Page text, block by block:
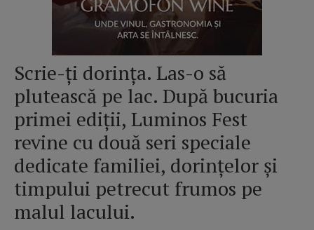
Scrie-ți dorința. Las-o să
plutească pe lac. După bucuria
primei ediții, Luminos Fest
revine cu două seri speciale
dedicate familiei, dorințelor și
timpului petrecut frumos pe
malul lacului.